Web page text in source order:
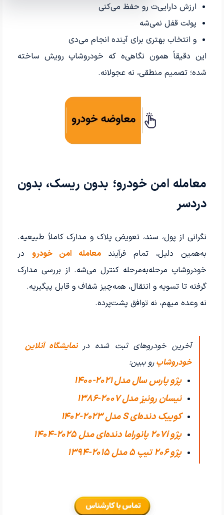
ارزش دارایی‌ت رو حفظ می‌کنی
پولت قفل نمی‌شه
و انتخاب بهتری برای آینده انجام می‌دی
این دقیقاً همون نگاهی‌ه که خودروشاپ رویش ساخته
شده؛ تصمیم منطقی، نه عجولانه.
معامله امن خودرو؛ بدون ریسک، بدون
دردسر
نگرانی از پول، سند، تعویض پلاک و مدارک کاملاً طبیعیه.
به‌همین دلیل، تمام فرآیندمعامله امن خودرو در
خودروشاپ مرحله‌به‌مرحله کنترل می‌شه. از بررسی مدارک
گرفته تا تسویه و انتقال، همه‌چیز شفاف و قابل پیگیریه.
نه وعده مبهم، نه توافق پشت‌پرده.
آخرین خودروهای ثبت شده در نمایشگاه آنلاین
خودروشاپرو ببین:
پژو پارس سال مدل 2021-1400
نیسان رونیز مدل 2007-1386
کوییک دنده‌ای S مدل 2023-1402
پژو 207i پانوراما دنده‌ای مدل 2025-1404
پژو 206 تیپ ۵ مدل 2015-1394